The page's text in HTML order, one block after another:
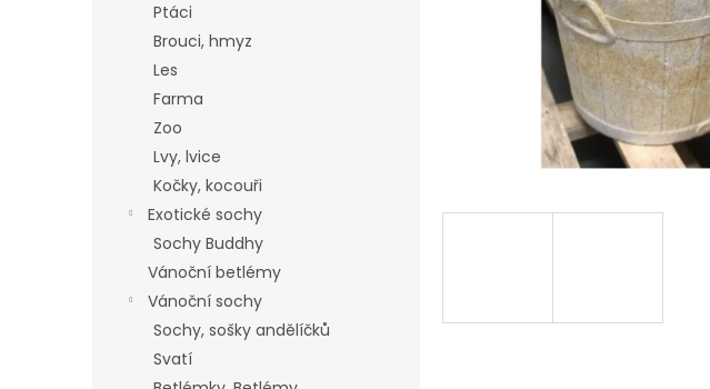
Ptáci
Brouci, hmyz
Les
Farma
Zoo
Lvy, lvice
Kočky, kocouři
Exotické sochy
Sochy Buddhy
Vánoční betlémy
Vánoční sochy
Sochy, sošky andělíčků
Svatí